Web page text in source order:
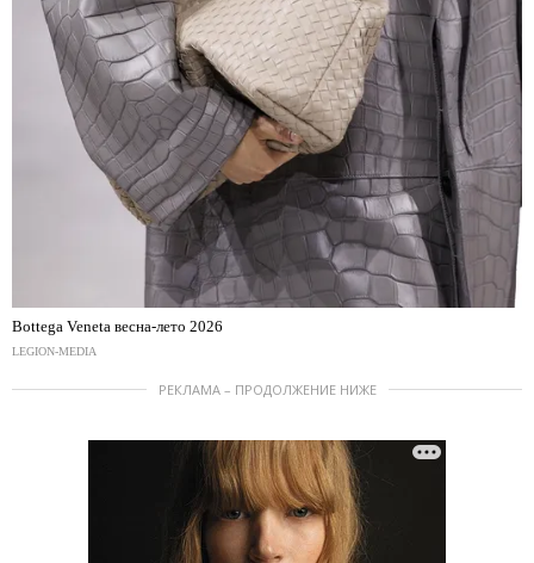
Bottega Veneta весна-лето 2026
LEGION-MEDIA
РЕКЛАМА – ПРОДОЛЖЕНИЕ НИЖЕ